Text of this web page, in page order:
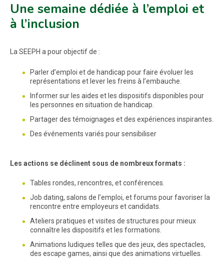
Une semaine dédiée à l’emploi et
à l’inclusion
La SEEPH a pour objectif de :
Parler d’emploi et de handicap pour faire évoluer les
représentations et lever les freins à l’embauche.
Informer sur les aides et les dispositifs disponibles pour
les personnes en situation de handicap.
Partager des témoignages et des expériences inspirantes.
Des événements variés pour sensibiliser
Les actions se déclinent sous de nombreux formats :
Tables rondes, rencontres, et conférences.
Job dating, salons de l’emploi, et forums pour favoriser la
rencontre entre employeurs et candidats.
Ateliers pratiques et visites de structures pour mieux
connaître les dispositifs et les formations.
Animations ludiques telles que des jeux, des spectacles,
des escape games, ainsi que des animations virtuelles.